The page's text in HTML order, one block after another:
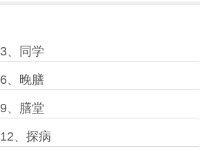
3、同学
6、晚膳
9、膳堂
12、探病